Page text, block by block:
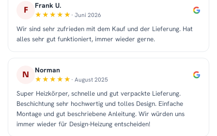
F Frank U.
· Juni 2026
Wir sind sehr zufrieden mit dem Kauf und der Lieferung. Hat
alles sehr gut funktioniert, immer wieder gerne.
N Norman
· August 2025
Super Heizkörper, schnelle und gut verpackte Lieferung.
Beschichtung sehr hochwertig und tolles Design. Einfache
Montage und gut beschriebene Anleitung. Wir würden uns
immer wieder für Design-Heizung entscheiden!